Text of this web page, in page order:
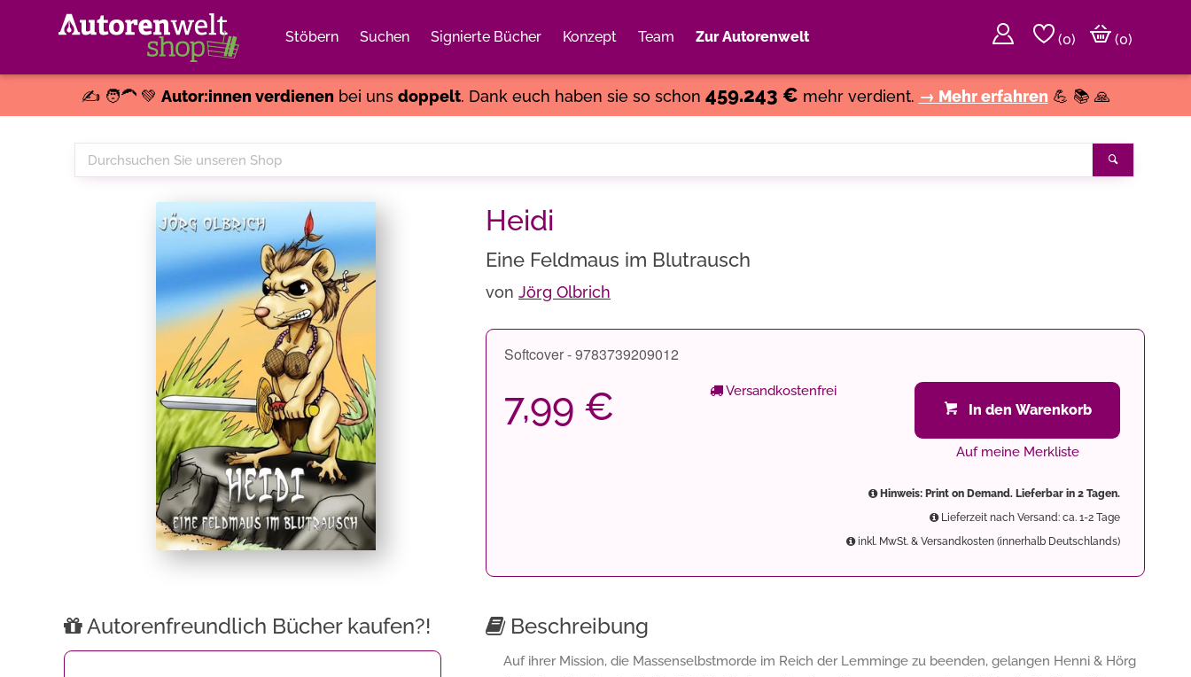
Stöbern Suchen Signierte Bücher Konzept Team Zur Autorenwelt (0)
(0)
✍️ 🧑‍🦱 💚 Autor:innen verdienenbei uns doppelt. Dank euch haben sie so schon 459.243 € mehr verdient. → Mehr erfahren 💪 📚 🙏
Durchsuchen
Sie
Heidi
Eine Feldmaus im Blutrausch
von Jörg Olbrich
Softcover - 9783739209012
7,99 € Versandkostenfrei
In den Warenkorb
Auf meine Merkliste
Hinweis: Print on Demand. Lieferbar in 2 Tagen.
Lieferzeit nach Versand: ca. 1-2 Tage
inkl. MwSt. & Versandkosten (innerhalb Deutschlands)
Autorenfreundlich Bücher kaufen?! Beschreibung
Auf ihrer Mission, die Massenselbstmorde im Reich der Lemminge zu beenden, gelangen Henni & Hörg